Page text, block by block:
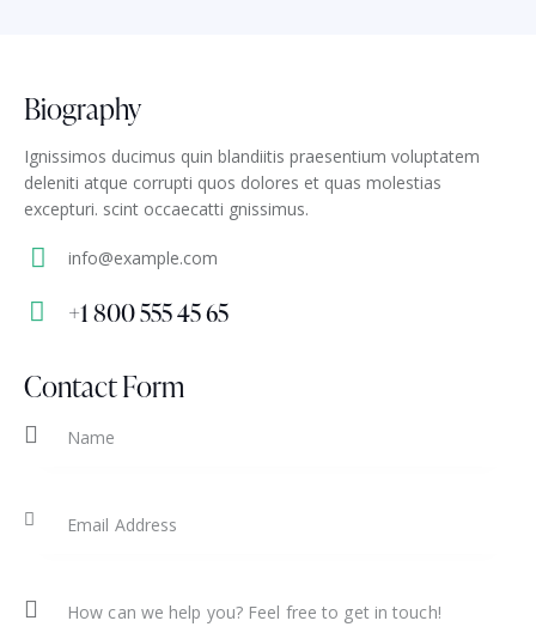
Biography
Ignissimos ducimus quin blandiitis praesentium voluptatem
deleniti atque corrupti quos dolores et quas molestias
excepturi. scint occaecatti gnissimus.
E-
m
:
info@example.com
on
+1 800 555 45 65
Contact Form